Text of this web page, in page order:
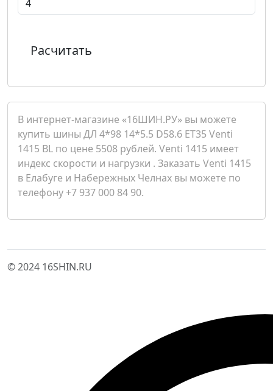
Расчитать
В интернет-магазине «16ШИН.РУ» вы можете
купить шины ДЛ 4*98 14*5.5 D58.6 ET35 Venti
1415 BL по цене 5508 рублей. Venti 1415 имеет
индекс скорости и нагрузки . Заказать Venti 1415
в Елабуге и Набережных Челнах вы можете по
телефону +7 937 000 84 90.
© 2024 16SHIN.RU